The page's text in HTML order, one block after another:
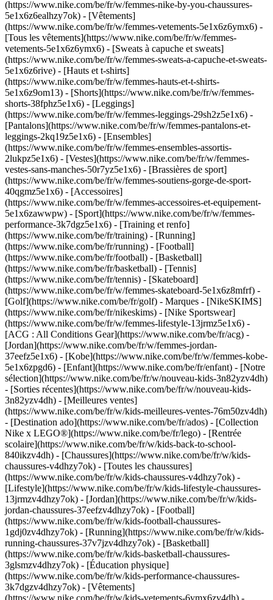
(https://www.nike.com/be/fr/w/femmes-nike-by-you-chaussures-
5e1x6z6ealhzy7ok) - [Vêtements]
(https://www.nike.com/be/fr/w/femmes-vetements-5e1x6z6ymx6) -
[Tous les vêtements](https://www.nike.com/be/fr/w/femmes-
vetements-5e1x6z6ymx6) - [Sweats à capuche et sweats]
(https://www.nike.com/be/fr/w/femmes-sweats-a-capuche-et-sweats-
5e1x6z6rive) - [Hauts et t-shirts]
(https://www.nike.com/be/fr/w/femmes-hauts-et-t-shirts-
5e1x6z9om13) - [Shorts](https://www.nike.com/be/fr/w/femmes-
shorts-38fphz5e1x6) - [Leggings]
(https://www.nike.com/be/fr/w/femmes-leggings-29sh2z5e1x6) -
[Pantalons](https://www.nike.com/be/fr/w/femmes-pantalons-et-
leggings-2kq19z5e1x6) - [Ensembles]
(https://www.nike.com/be/fr/w/femmes-ensembles-assortis-
2lukpz5e1x6) - [Vestes](https://www.nike.com/be/fr/w/femmes-
vestes-sans-manches-50r7yz5e1x6) - [Brassières de sport]
(https://www.nike.com/be/fr/w/femmes-soutiens-gorge-de-sport-
40qgmz5e1x6) - [Accessoires]
(https://www.nike.com/be/fr/w/femmes-accessoires-et-equipement-
5e1x6zawwpw) - [Sport](https://www.nike.com/be/fr/w/femmes-
performance-3k7dgz5e1x6) - [Training et renfo]
(https://www.nike.com/be/fr/training) - [Running]
(https://www.nike.com/be/fr/running) - [Football]
(https://www.nike.com/be/fr/football) - [Basketball]
(https://www.nike.com/be/fr/basketball) - [Tennis]
(https://www.nike.com/be/fr/tennis) - [Skateboard]
(https://www.nike.com/be/fr/w/femmes-skateboard-5e1x6z8mfrf) -
[Golf](https://www.nike.com/be/fr/golf) - Marques - [NikeSKIMS]
(https://www.nike.com/be/fr/nikeskims) - [Nike Sportswear]
(https://www.nike.com/be/fr/w/femmes-lifestyle-13jrmz5e1x6) -
[ACG : All Conditions Gear](https://www.nike.com/be/fr/acg) -
[Jordan](https://www.nike.com/be/fr/w/femmes-jordan-
37eefz5e1x6) - [Kobe](https://www.nike.com/be/fr/w/femmes-kobe-
5e1x6zpgd6) - [Enfant](https://www.nike.com/be/fr/enfant) - [Notre
sélection](https://www.nike.com/be/fr/w/nouveau-kids-3n82yzv4dh)
- [Sorties récentes](https://www.nike.com/be/fr/w/nouveau-kids-
3n82yzv4dh) - [Meilleures ventes]
(https://www.nike.com/be/fr/w/kids-meilleures-ventes-76m50zv4dh)
- [Destination ado](https://www.nike.com/be/fr/ados) - [Collection
Nike x LEGO®](https://www.nike.com/be/fr/lego) - [Rentrée
scolaire](https://www.nike.com/be/fr/w/kids-back-to-school-
840ikzv4dh) - [Chaussures](https://www.nike.com/be/fr/w/kids-
chaussures-v4dhzy7ok) - [Toutes les chaussures]
(https://www.nike.com/be/fr/w/kids-chaussures-v4dhzy7ok) -
[Lifestyle](https://www.nike.com/be/fr/w/kids-lifestyle-chaussures-
13jrmzv4dhzy7ok) - [Jordan](https://www.nike.com/be/fr/w/kids-
jordan-chaussures-37eefzv4dhzy7ok) - [Football]
(https://www.nike.com/be/fr/w/kids-football-chaussures-
1gdj0zv4dhzy7ok) - [Running](https://www.nike.com/be/fr/w/kids-
running-chaussures-37v7jzv4dhzy7ok) - [Basketball]
(https://www.nike.com/be/fr/w/kids-basketball-chaussures-
3glsmzv4dhzy7ok) - [Éducation physique]
(https://www.nike.com/be/fr/w/kids-performance-chaussures-
3k7dgzv4dhzy7ok) - [Vêtements]
(https://www.nike.com/be/fr/w/kids-vetements-6ymx6zv4dh) -